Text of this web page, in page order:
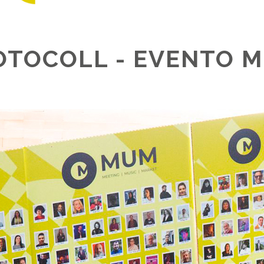
- EVENTO